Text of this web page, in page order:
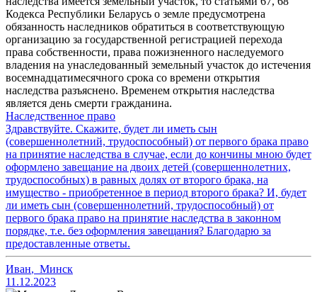
Кодекса Республики Беларусь о земле предусмотрена
обязанность наследников обратиться в соответствующую
организацию за государственной регистрацией перехода
права собственности, права пожизненного наследуемого
владения на унаследованный земельный участок до истечения
восемнадцатимесячного срока со времени открытия
наследства разъяснено. Временем открытия наследства
является день смерти гражданина.
Наследственное право
Здравствуйте. Скажите, будет ли иметь сын
(совершеннолетний, трудоспособный) от первого брака право
на принятие наследства в случае, если до кончины мною будет
оформлено завещание на двоих детей (совершеннолетних,
трудоспособных) в равных долях от второго брака, на
имущество - приобретенное в период второго брака? И, будет
ли иметь сын (совершеннолетний, трудоспособный) от
первого брака право на принятие наследства в законном
порядке, т.е. без оформления завещания? Благодарю за
предоставленные ответы.
Иван, Минск
11.12.2023